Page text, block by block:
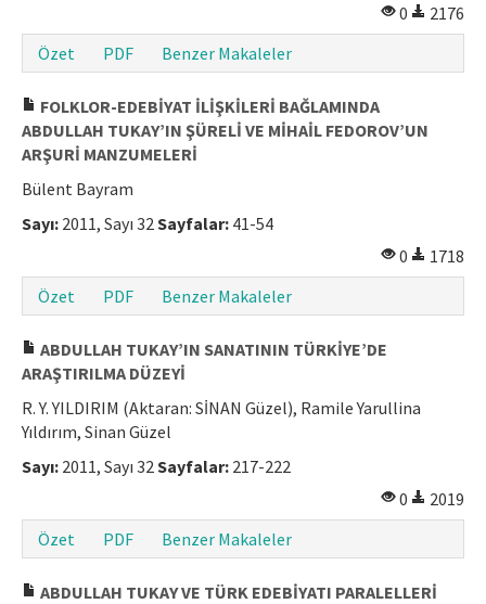
0
2176
Özet
PDF Benzer Makaleler
FOLKLOR-EDEBİYAT İLİŞKİLERİ BAĞLAMINDA
ABDULLAH TUKAY’IN ŞÜRELİ VE MİHAİL FEDOROV’UN
ARŞURİ MANZUMELERİ
Bülent Bayram
Sayı: 2011, Sayı 32 Sayfalar: 41-54
0
1718
Özet
PDF Benzer Makaleler
ABDULLAH TUKAY’IN SANATININ TÜRKİYE’DE
ARAŞTIRILMA DÜZEYİ
R. Y. YILDIRIM (Aktaran: SİNAN Güzel), Ramile Yarullina
Yıldırım, Sinan Güzel
Sayı: 2011, Sayı 32 Sayfalar: 217-222
0
2019
Özet
PDF Benzer Makaleler
ABDULLAH TUKAY VE TÜRK EDEBİYATI PARALELLERİ